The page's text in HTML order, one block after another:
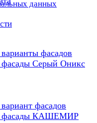
данных
фасадов
фасады Серый Оникс
фасадов
фасады КАШЕМИР